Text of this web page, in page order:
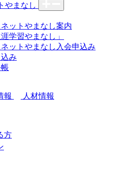
やまなし
ットやまなし案内
学習やまなし」
ットやまなし入会申込み
み
報 人材情報
方